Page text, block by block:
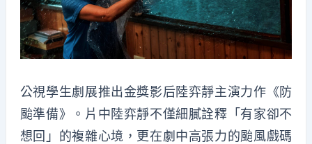
公視學生劇展推出金獎影后陸弈靜主演力作《防
颱準備》。片中陸弈靜不僅細膩詮釋「有家卻不
想回」的複雜心境，更在劇中高張力的颱風戲碼